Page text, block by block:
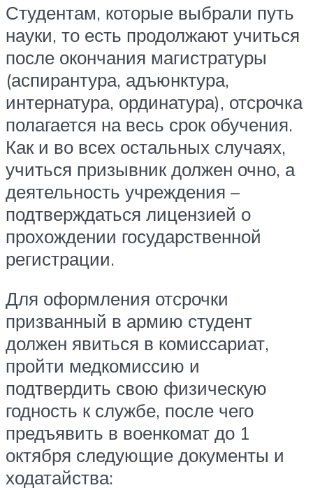
Студентам, которые выбрали путь
науки, то есть продолжают учиться
после окончания магистратуры
(аспирантура, адъюнктура,
интернатура, ординатура), отсрочка
полагается на весь срок обучения.
Как и во всех остальных случаях,
учиться призывник должен очно, а
деятельность учреждения –
подтверждаться лицензией о
прохождении государственной
регистрации.
Для оформления отсрочки
призванный в армию студент
должен явиться в комиссариат,
пройти медкомиссию и
подтвердить свою физическую
годность к службе, после чего
предъявить в военкомат до 1
октября следующие документы и
ходатайства: